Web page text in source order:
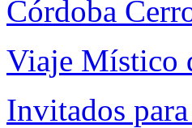
Córdoba
Viaje Místico
Invitados